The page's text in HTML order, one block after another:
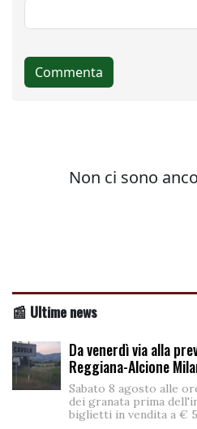
📰 Ultime news
Da venerdì via alla
Reggiana-Alcione
Sabato 8 agosto alle
dei granata prima
biglietti in vendita a €